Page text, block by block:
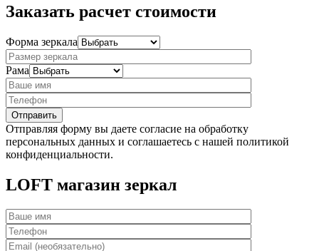
Заказать расчет стоимости
Форма зеркала
Рама
Отправляя форму вы даете согласие на обработку
персональных данных и соглашаетесь с нашей политикой
конфиденциальности.
LOFT магазин зеркал